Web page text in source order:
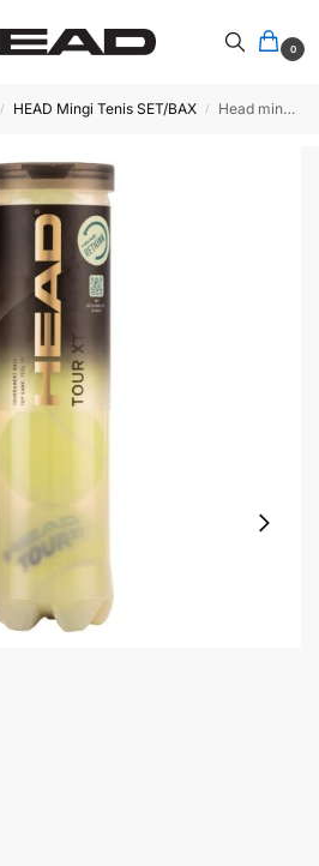
0
/ HEAD Mingi Tenis SET/BAX / Head mingi TOUR XT